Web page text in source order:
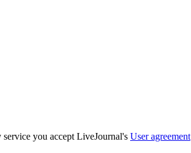
you accept LiveJournal's User agreement